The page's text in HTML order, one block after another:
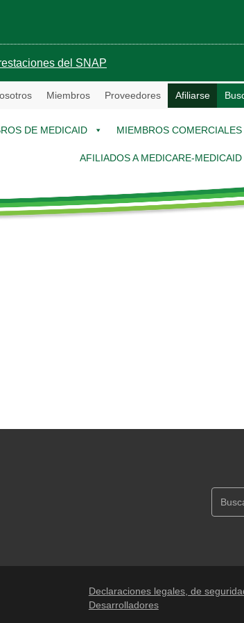
del SNAP
Miembros Proveedores Afiliarse
DE MEDICAID MIEMBROS COMERCIALES
AFILIADOS A MEDICARE-MEDICAID
Declaraciones legales, de
Desarrolladores